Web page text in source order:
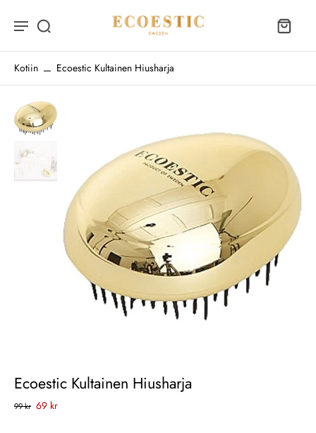
Kotiin Ecoestic Kultainen Hiusharja
Ecoestic Kultainen Hiusharja
99 kr 69 kr